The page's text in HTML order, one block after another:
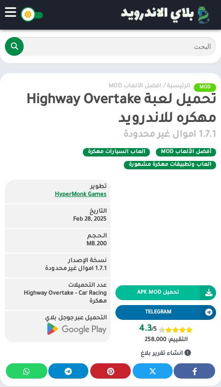
MOD الرئيسية / أفضل الألعاب MOD
تحميل لعبة Highway Overtake
مهكره للاندرويد
1.7.1 اموال غير محدودة
أفضل الألعاب MOD العاب السيارات مهكرة
العاب وتطبيقات مهكرة مشهورة
تحميل APK MOD
TELEGRAM
4.3/5
التقييم:258,000
انشاء تقرير بلاغ
تطوير
HyperMonk Games
التاريخ
Feb 28, 2025
الـحـجـم
200.MB
نسخة الإصدار
1.7.1 اموال غير محدودة
عدد التحميلات
Highway Overtake - Car Racing
مهكرة
التحميل عبر جوجل بلاي